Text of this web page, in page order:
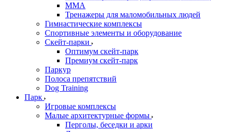
ММА
Тренажеры для маломобильных людей
Гимнастические комплексы
Спортивные элементы и оборудование
Скейт-парки
Оптимум скейт-парк
Премиум скейт-парк
Паркур
Полоса препятствий
Dog Training
Парк
Игровые комплексы
Малые архитектурные формы
Перголы, беседки и арки